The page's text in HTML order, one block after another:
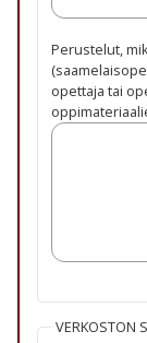
Perustelut,
opettaja tai
VERKOSTON